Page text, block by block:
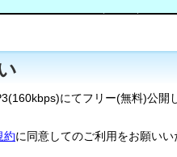
にてフリー(無料)公開
約に同意してのご利用をお願いい